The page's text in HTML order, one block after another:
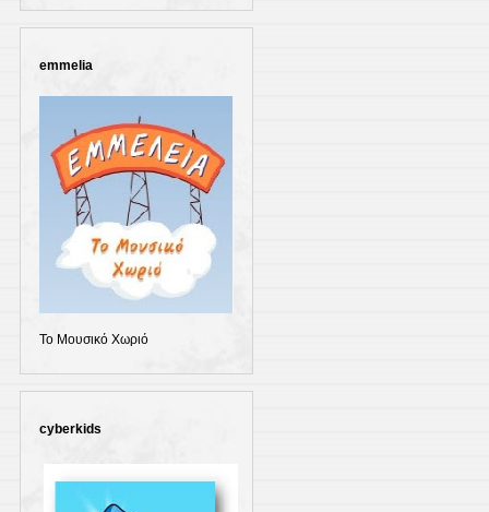
emmelia
Το Μουσικό Χωριό
cyberkids